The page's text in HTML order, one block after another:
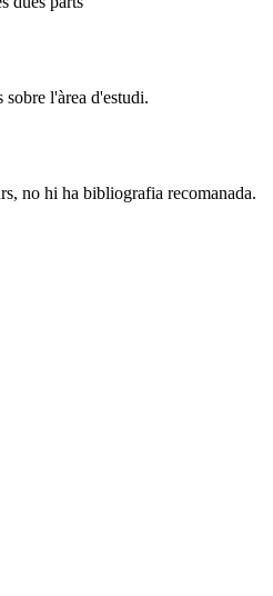
sobre l'àrea d'estudi.
no hi ha bibliografia recomanada.